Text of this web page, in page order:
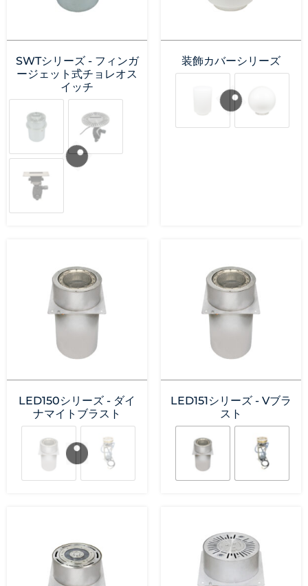
SWTシリーズ - フィンガ
ージェット式チョレオス
イッチ
装飾カバーシリーズ
LED150シリーズ - ダイ
ナマイトブラスト
LED151シリーズ - Vブラ
スト